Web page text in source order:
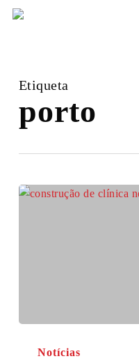
Skip
Etiqueta
porto
Notícias